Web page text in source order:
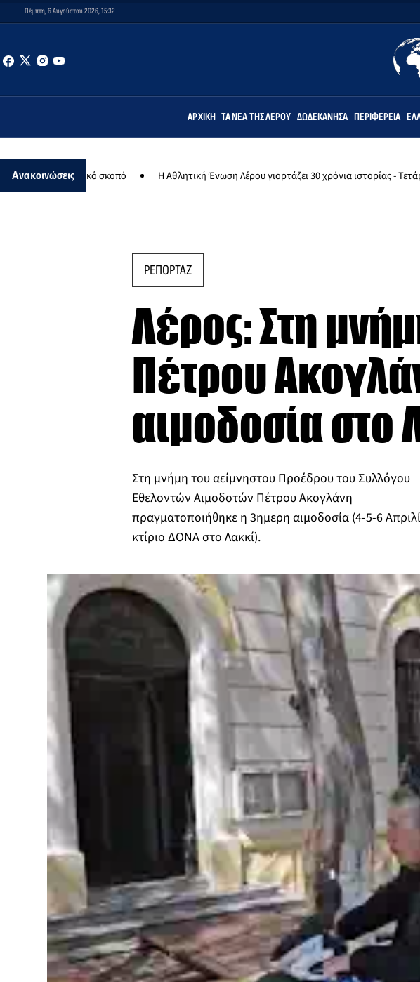
Πέμπτη, 6 Αυγούστου 2026, 15:32
ΑΡΧΙΚΉ ΤΑ ΝΈΑ ΤΗΣ ΛΈΡΟΥ ΔΩΔΕΚΆΝΗΣΑ ΠΕΡΙΦΈΡΕΙΑ
Ανακοινώσεις
σκοπό Η Αθλητική Ένωση Λέρου γιορτάζει 30 χρόνια ιστορίας - Τετάρτη 12
ΡΕΠΟΡΤΑΖ
Λέρος: Στη
Πέτρου
αιμοδοσία στο
Στη μνήμη του αείμνηστου Προέδρου του Συλλόγου
Εθελοντών Αιμοδοτών Πέτρου Ακογλάνη
πραγματοποιήθηκε η 3ημερη αιμοδοσία (4-5-6
κτίριο ΔΟΝΑ στο Λακκί).